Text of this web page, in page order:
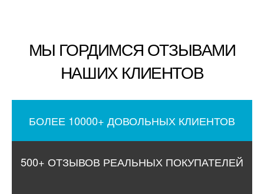
МЫ ГОРДИМСЯ ОТЗЫВАМИ
НАШИХ КЛИЕНТОВ
БОЛЕЕ 10000+ ДОВОЛЬНЫХ КЛИЕНТОВ
500+ ОТЗЫВОВ РЕАЛЬНЫХ ПОКУПАТЕЛЕЙ